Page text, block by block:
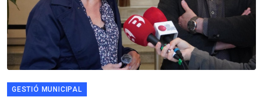
GESTIÓ MUNICIPAL